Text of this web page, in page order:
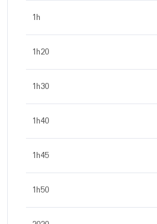
1h
1h20
1h30
1h40
1h45
1h50